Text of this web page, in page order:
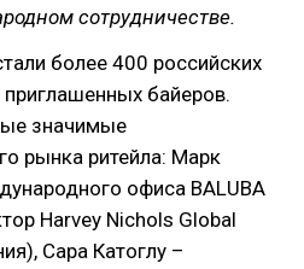
сотрудничестве.
более 400 российских
байеров.
значимые
рынка ритейла: Марк
офиса BALUBA
Harvey Nichols Global
Сара Катоглу –